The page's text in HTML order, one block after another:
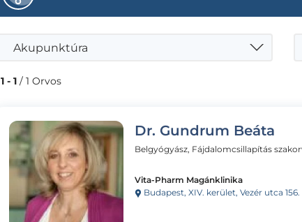
Akupunktúra
1 - 1 / 1 Orvos
Dr. Gundrum Beáta
Vita-Pharm Magánklinika
Budapest, XIV. kerület, Vezér utca 156.